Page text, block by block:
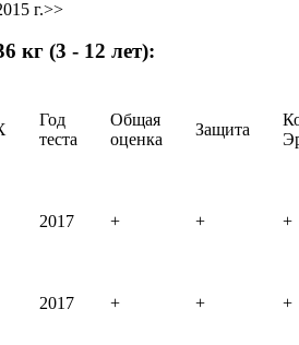
г.>>
кг (3 - 12 лет):
Год
теста
Общая
оценка
Защита
2017 + + +
2017 + + +